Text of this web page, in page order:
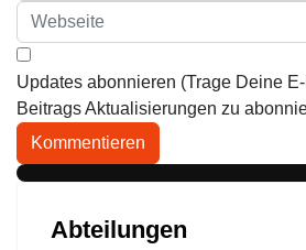
Updates abonnieren (Trage Deine
Beitrags Aktualisierungen zu
Kommentieren
Abteilungen